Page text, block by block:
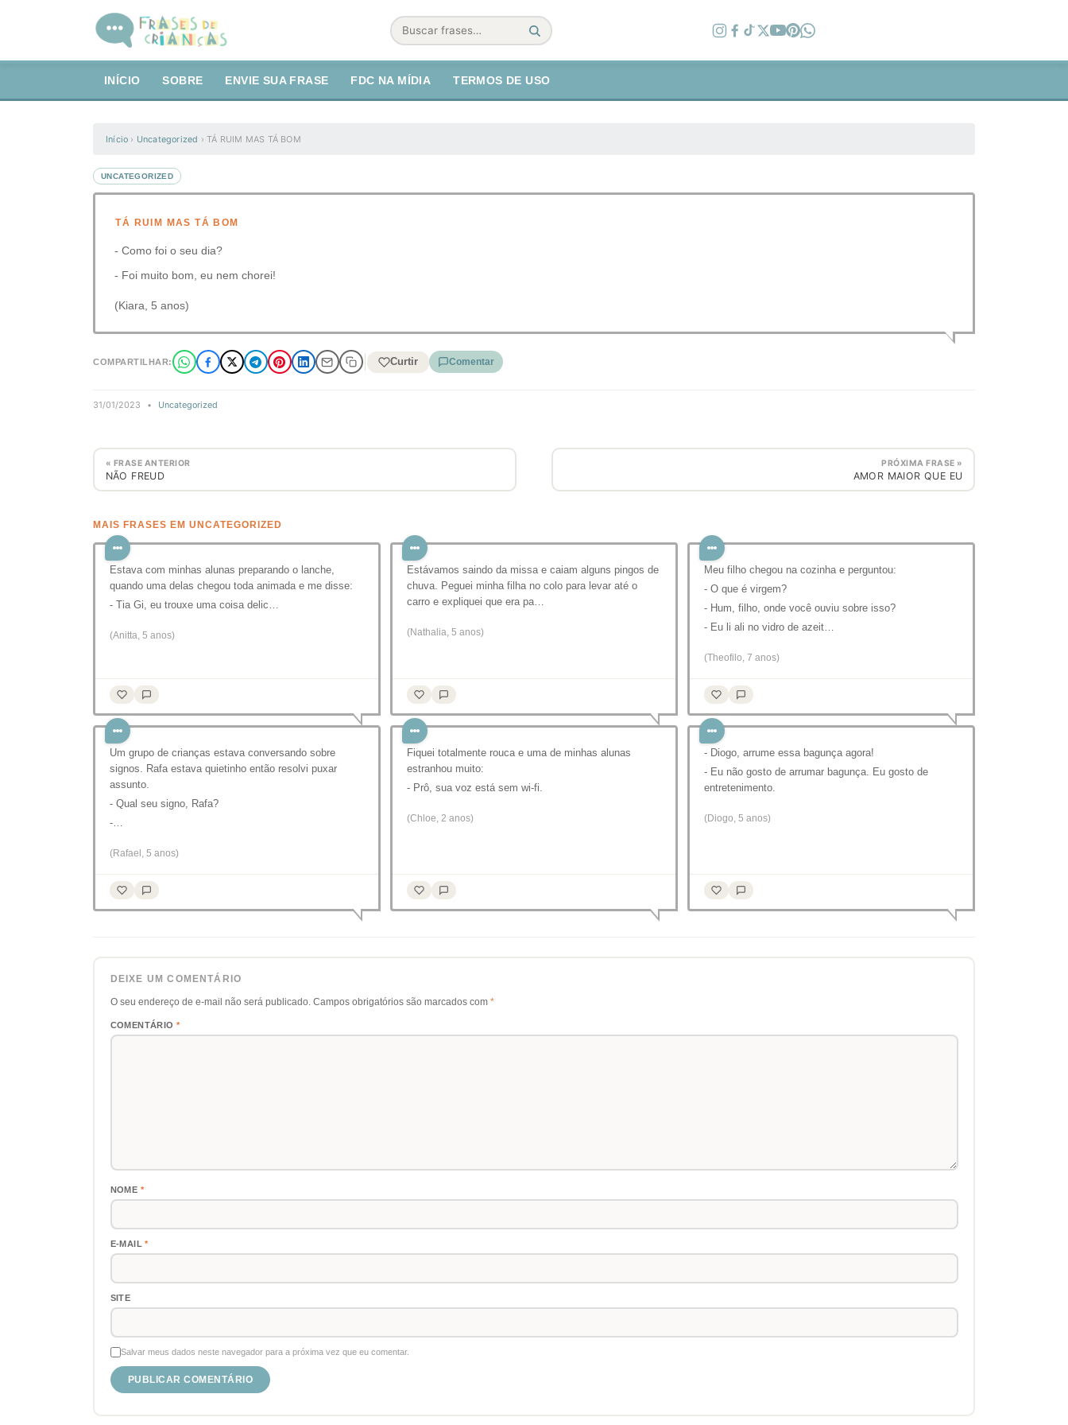
Buscar
INÍCIO SOBRE ENVIE SUA FRASE FDC NA MÍDIA TERMOS DE USO
Início › Uncategorized ›⁣TÁ RUIM MAS TÁ BOM
UNCATEGORIZED
⁣TÁ RUIM MAS TÁ BOM
⁣⁣⁣⁣- Como foi o seu dia?
- Foi muito bom, eu nem chorei!
(Kiara, 5 anos)
COMPARTILHAR: Curtir Comentar
31/01/2023 • Uncategorized
« FRASE ANTERIOR
NÃO FREUD
PRÓXIMA FRASE »
⁣⁣⁣⁣AMOR MAIOR QUE EU
MAIS FRASES EM UNCATEGORIZED
Estava com minhas alunas preparando o lanche,
quando uma delas chegou toda animada e me disse:
- Tia Gi, eu trouxe uma coisa delic…
(Anitta, 5 anos)
Estávamos saindo da missa e caiam alguns pingos de
chuva. Peguei minha filha no colo para levar até o
carro e expliquei que era pa…
(Nathalia, 5 anos)
Meu filho chegou na cozinha e perguntou:
- O que é virgem?
- Hum, filho, onde você ouviu sobre isso?
- Eu li ali no vidro de azeit…
(Theofilo, 7 anos)
Um grupo de crianças estava conversando sobre
signos. Rafa estava quietinho então resolvi puxar
assunto.
- Qual seu signo, Rafa?
-…
(Rafael, 5 anos)
Fiquei totalmente rouca e uma de minhas alunas
estranhou muito:
- Prô, sua voz está sem wi-fi.
(Chloe, 2 anos)
- Diogo, arrume essa bagunça agora!
- Eu não gosto de arrumar bagunça. Eu gosto de
entretenimento.
(Diogo, 5 anos)
DEIXE UM COMENTÁRIO
O seu endereço de e-mail não será publicado. Campos obrigatórios são marcados com *
COMENTÁRIO *
NOME *
E-MAIL*
SITE
Salvar meus dados neste navegador para a próxima vez que eu comentar.